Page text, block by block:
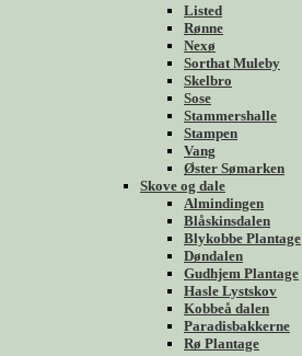
Listed
Rønne
Nexø
Sorthat Muleby
Skelbro
Sose
Stammershalle
Stampen
Vang
Øster Sømarken
Skove og dale
Almindingen
Blåskinsdalen
Blykobbe Plantage
Døndalen
Gudhjem Plantage
Hasle Lystskov
Kobbeå dalen
Paradisbakkerne
Rø Plantage